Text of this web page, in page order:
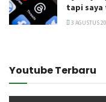
tapi saya
3 AGUSTUS
Youtube Terbaru